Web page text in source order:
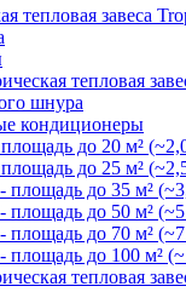
кондиционеры
площадь до 20 м²
до 25 м²
площадь до 35 м²
площадь до 50 м²
площадь до 70 м²
площадь до 100 м²